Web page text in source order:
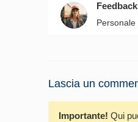
Feedback
Lascia un
Importante! Qui